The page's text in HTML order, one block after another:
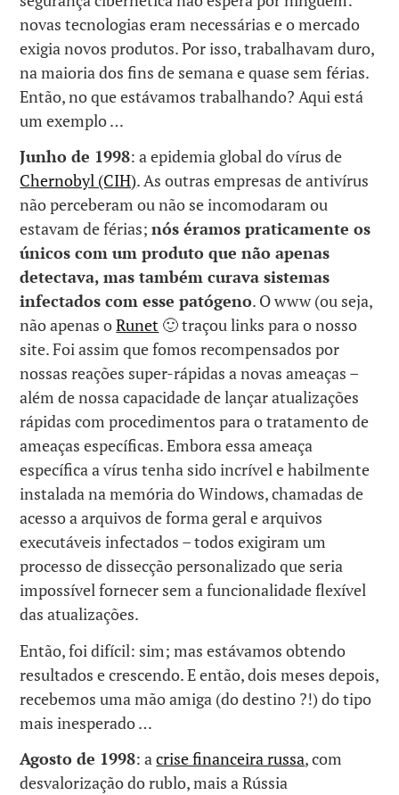
novas tecnologias eram necessárias e o mercado
exigia novos produtos. Por isso, trabalhavam duro,
na maioria dos fins de semana e quase sem férias.
Então, no que estávamos trabalhando? Aqui está
um exemplo …
Junho de 1998: a epidemia global do vírus de
Chernobyl (CIH). As outras empresas de antivírus
não perceberam ou não se incomodaram ou
estavam de férias;nós éramos praticamente os
únicos com um produto que não apenas
detectava, mas também curava sistemas
infectados com esse patógeno. O www (ou seja,
não apenas oRunet 🙂 traçou links para o nosso
site. Foi assim que fomos recompensados por
nossas reações super-rápidas a novas ameaças –
além de nossa capacidade de lançar atualizações
rápidas com procedimentos para o tratamento de
ameaças específicas. Embora essa ameaça
específica a vírus tenha sido incrível e habilmente
instalada na memória do Windows, chamadas de
acesso a arquivos de forma geral e arquivos
executáveis infectados – todos exigiram um
processo de dissecção personalizado que seria
impossível fornecer sem a funcionalidade flexível
das atualizações.
Então, foi difícil: sim; mas estávamos obtendo
resultados e crescendo. E então, dois meses depois,
recebemos uma mão amiga (do destino ?!) do tipo
mais inesperado …
Agosto de 1998: acrise financeira russa, com
desvalorização do rublo, mais a Rússia